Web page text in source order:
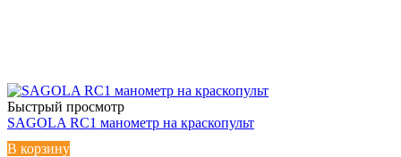
Быстрый просмотр
SAGOLA RC1 манометр на краскопульт
В корзину